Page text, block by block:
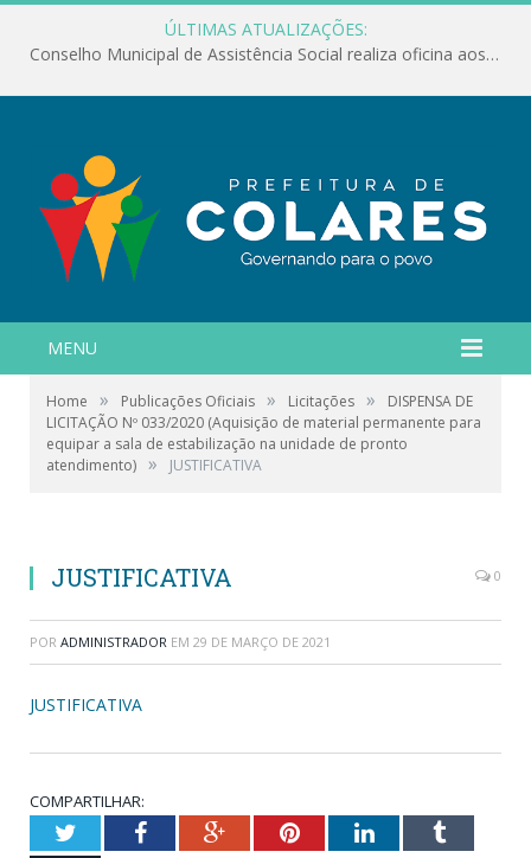
ÚLTIMAS ATUALIZAÇÕES:
Conselho Municipal de Assistência Social realiza oficina aos servidores
MENU
Home » Publicações Oficiais » Licitações »
DISPENSA DE
LICITAÇÃO Nº 033/2020 (Aquisição de material permanente para
equipar a sala de estabilização na unidade de pronto
atendimento) » JUSTIFICATIVA
JUSTIFICATIVA 0
POR ADMINISTRADOR EM 29 DE MARÇO DE 2021
JUSTIFICATIVA
COMPARTILHAR:
TwitterFacebookGoogle+PinterestLinkedInTumblr